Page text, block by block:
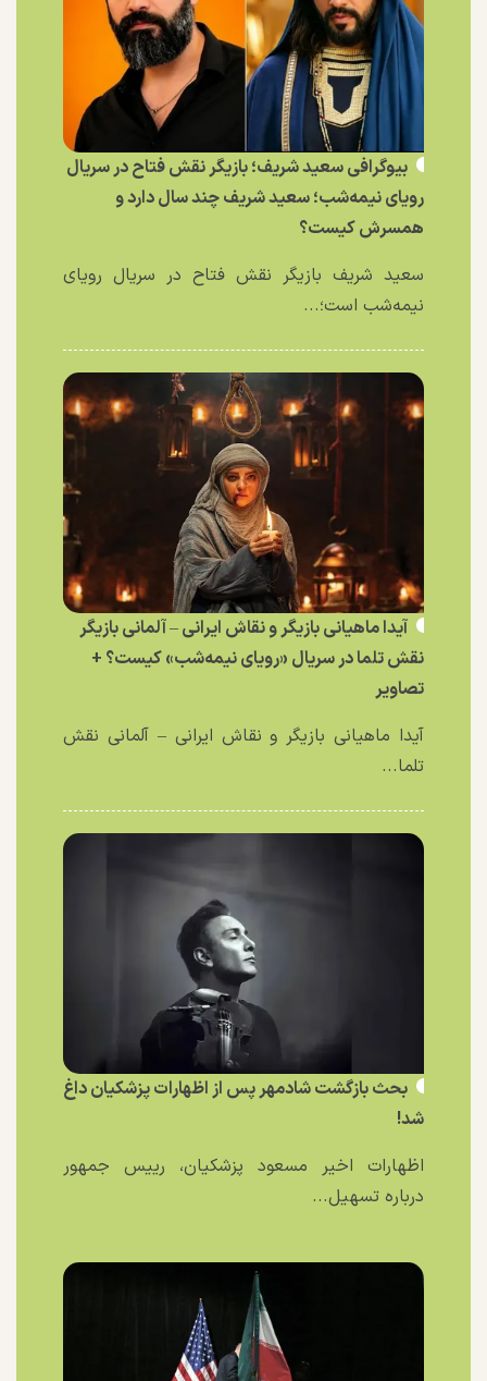
بیوگرافی سعید شریف؛ بازیگر نقش فتاح در سریال
رویای نیمه‌شب؛ سعید شریف چند سال دارد و
همسرش کیست؟
سعید شریف بازیگر نقش فتاح در سریال رویای
نیمه‌شب است؛...
آیدا ماهیانی بازیگر و نقاش ایرانی – آلمانی بازیگر
نقش تلما در سریال «رویای نیمه‌شب» کیست؟ +
تصاویر
آیدا ماهیانی بازیگر و نقاش ایرانی – آلمانی نقش
تلما...
بحث بازگشت شادمهر پس از اظهارات پزشکیان داغ
شد!
اظهارات اخیر مسعود پزشکیان، رییس جمهور
درباره تسهیل...